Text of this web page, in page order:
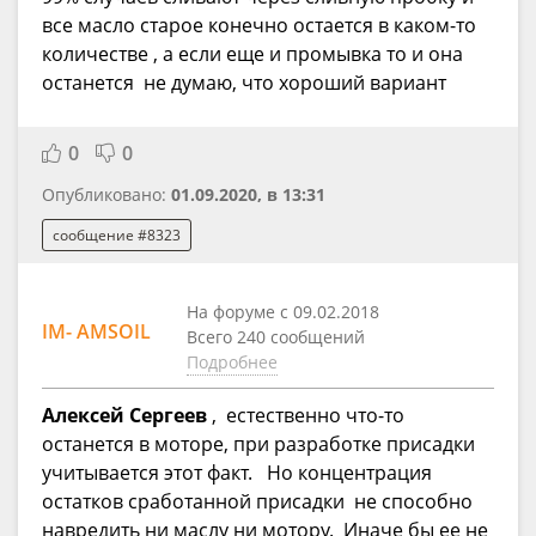
все масло старое конечно остается в каком-то
количестве , а если еще и промывка то и она
останется не думаю, что хороший вариант
0 0
Опубликовано: 01.09.2020, в 13:31
сообщение #8323
IM- AMSOIL
На форуме с 09.02.2018
Всего 240 сообщений
Подробнее
Алексей Сергеев , естественно что-то
останется в моторе, при разработке присадки
учитывается этот факт. Но концентрация
остатков сработанной присадки не способно
навредить ни маслу ни мотору. Иначе бы ее не